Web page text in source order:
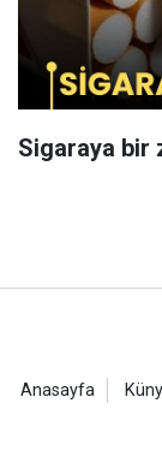
Sigaraya bir
Anasayfa